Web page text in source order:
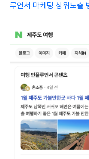
루언서 마케팅 상위노출